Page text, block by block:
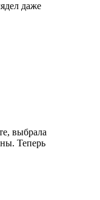
даже
выбрала
Теперь